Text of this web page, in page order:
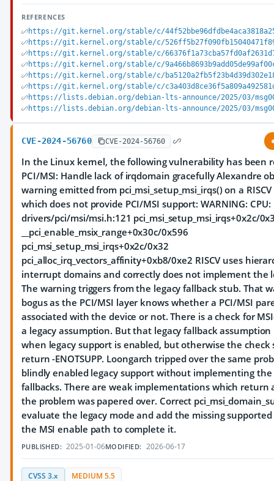
REFERENCES
https://git.kernel.org/stable/c/
https://git.kernel.org/stable/c/
https://git.kernel.org/stable/c/
https://git.kernel.org/stable/c/
https://git.kernel.org/stable/c/
https://git.kernel.org/stable/c/
https://lists.debian.org/debian-lts-announce/2025/03/
https://lists.debian.org/debian-lts-announce/2025/03/
CVE-2024-56760 CVE-2024-56760
In the Linux kernel, the following vulnerability has been
PCI/MSI: Handle lack of irqdomain gracefully Alexandre
warning emitted from pci_msi_setup_msi_irqs() on a
which does not provide PCI/MSI support: WARNING: CPU:
drivers/pci/msi/msi.h:121 pci_msi_setup_msi_irqs+0x2c/
__pci_enable_msix_range+0x30c/0x596
pci_msi_setup_msi_irqs+0x2c/0x32
pci_alloc_irq_vectors_affinity+0xb8/0xe2 RISCV uses
interrupt domains and correctly does not implement the
The warning triggers from the legacy fallback stub. That
bogus as the PCI/MSI layer knows whether a PCI/MSI
associated with the device or not. There is a check for
a legacy assumption. But that legacy fallback assumption
when legacy support is enabled, but otherwise the check
return -ENOTSUPP. Loongarch tripped over the same
blindly enabled legacy support without implementing the
fallbacks. There are weak implementations which return
the problem was papered over. Correct
evaluate the legacy mode and add the missing
the MSI enable path to complete it.
PUBLISHED: 2025-01-06MODIFIED: 2026-06-17
CVSS 3.x MEDIUM 5.5